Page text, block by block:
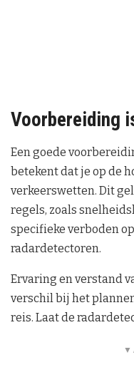
Voorbereiding
Een goede
betekent dat je op de
verkeerswetten. Dit
regels, zoals
specifieke verboden
radardetectoren.
Ervaring en verstand
verschil bij het
reis. Laat de
▼